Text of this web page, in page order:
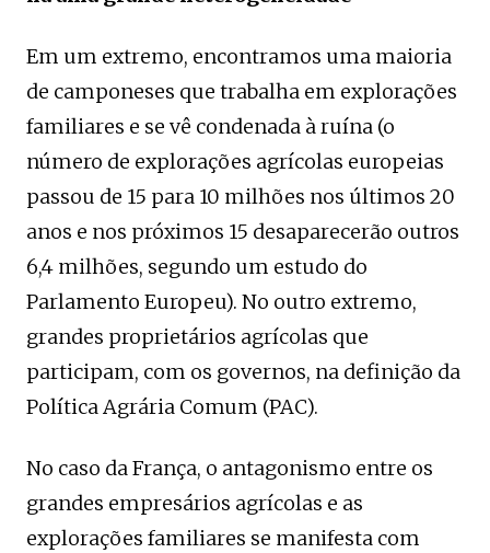
Em um extremo, encontramos uma maioria
de camponeses que trabalha em explorações
familiares e se vê condenada à ruína (o
número de explorações agrícolas europeias
passou de 15 para 10 milhões nos últimos 20
anos e nos próximos 15 desaparecerão outros
6,4 milhões, segundo um estudo do
Parlamento Europeu). No outro extremo,
grandes proprietários agrícolas que
participam, com os governos, na definição da
Política Agrária Comum (PAC).
No caso da França, o antagonismo entre os
grandes empresários agrícolas e as
explorações familiares se manifesta com